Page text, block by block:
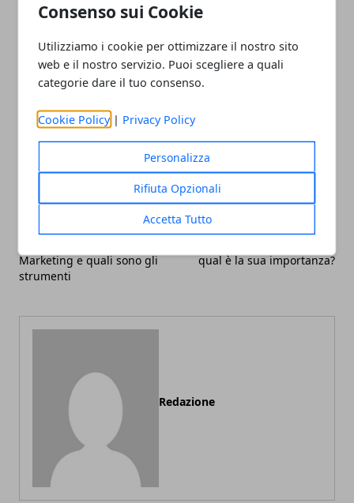
Consenso sui Cookie
Utilizziamo i cookie per ottimizzare il nostro sito
web e il nostro servizio. Puoi scegliere a quali
categorie dare il tuo consenso.
Cookie Policy | Privacy Policy
Personalizza
Rifiuta Opzionali
Accetta Tutto
delle fotografie o registrare dei video, per avere una
Facebook
TwitterWhatsapp
Marketing e quali sono gli
strumenti
qual è la sua importanza?
Redazione